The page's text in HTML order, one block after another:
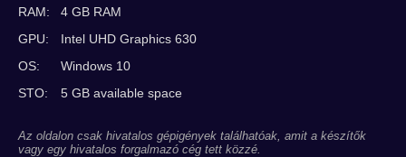
RAM:
4 GB RAM
GPU:
Intel UHD Graphics 630
OS:
Windows 10
STO:
5 GB available space
Az oldalon csak hivatalos gépigények találhatóak, amit a készítők
vagy egy hivatalos forgalmazó cég tett közzé.